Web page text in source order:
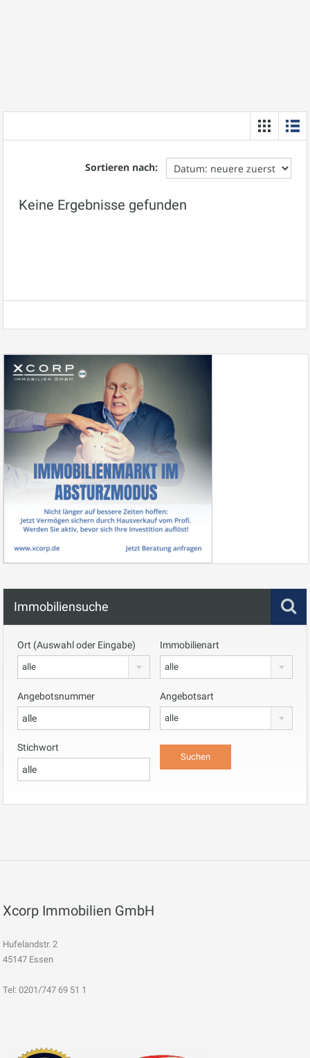
Sortieren nach:
Keine Ergebnisse gefunden
Immobiliensuche
Ort (Auswahl oder Eingabe)
alle
Immobilienart
alle
Angebotsnummer Angebotsart
alle
Stichwort
Xcorp Immobilien GmbH
Hufelandstr. 2
45147 Essen
Tel: 0201/747 69 51 1